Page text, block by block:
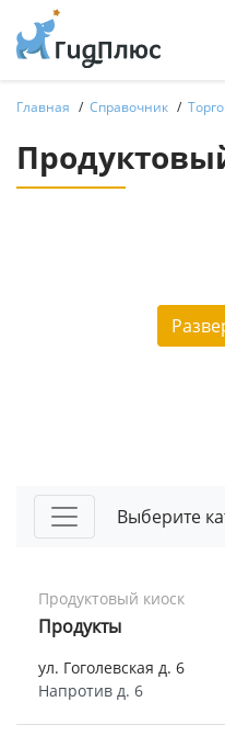
Главная Справочник
Выберите
Продуктовый киоск
Продукты
ул. Гоголевская д. 6
Напротив д. 6